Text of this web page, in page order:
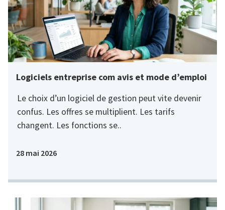
Logiciels entreprise com avis et mode d’emploi
Le choix d’un logiciel de gestion peut vite devenir
confus. Les offres se multiplient. Les tarifs
changent. Les fonctions se..
28 mai 2026